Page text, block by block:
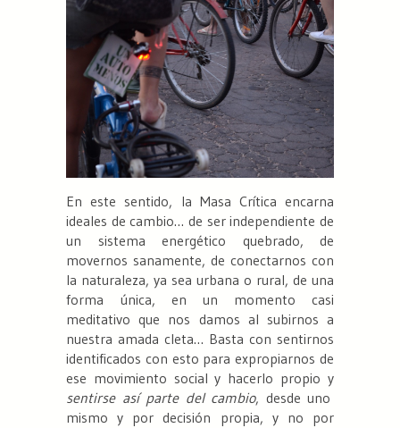
En este sentido, la Masa Crítica encarna
ideales de cambio… de ser independiente de
un sistema energético quebrado, de
movernos sanamente, de conectarnos con
la naturaleza, ya sea urbana o rural, de una
forma única, en un momento casi
meditativo que nos damos al subirnos a
nuestra amada cleta… Basta con sentirnos
identificados con esto para expropiarnos de
ese movimiento social y hacerlo propio y
sentirse así parte del cambio, desde uno
mismo y por decisión propia, y no por